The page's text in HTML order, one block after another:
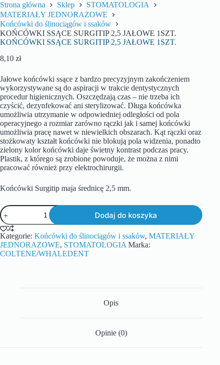
Strona główna Sklep
STOMATOLOGIA
MATERIAŁY JEDNORAZOWE
Końcówki do ślinociągów i ssaków
KOŃCÓWKI SSĄCE SURGITIP 2,5 JAŁOWE 1SZT.
KOŃCÓWKI SSĄCE SURGITIP 2,5 JAŁOWE 1SZT.
8,10 zł
Jałowe końcówki ssące z bardzo precyzyjnym zakończeniem
wykorzystywane są do aspiracji w trakcie dentystycznych
procedur higienicznych. Oszczędzają czas – nie trzeba ich
czyścić, dezynfekować ani sterylizować. Długa końcówka
umożliwia utrzymanie w odpowiedniej odległości od pola
operacyjnego a rozmiar zarówno rączki jak i samej końcówki
umożliwia pracę nawet w niewielkich obszarach. Kąt rączki oraz
stożkowaty kształt końcówki nie blokują pola widzenia, ponadto
zielony kolor końcówki daje świetny kontrast podczas pracy.
Plastik, z którego są zrobione powoduje, że można z nimi
pracować również przy elektrochirurgii.
Końcówki Surgitip maja średnicę 2,5 mm.
Dodaj do koszyka
Kategorie: Końcówki do ślinociągów i ssaków, MATERIAŁY
JEDNORAZOWE, STOMATOLOGIA Marka:
COLTENE/WHALEDENT
Opis
Opinie (0)